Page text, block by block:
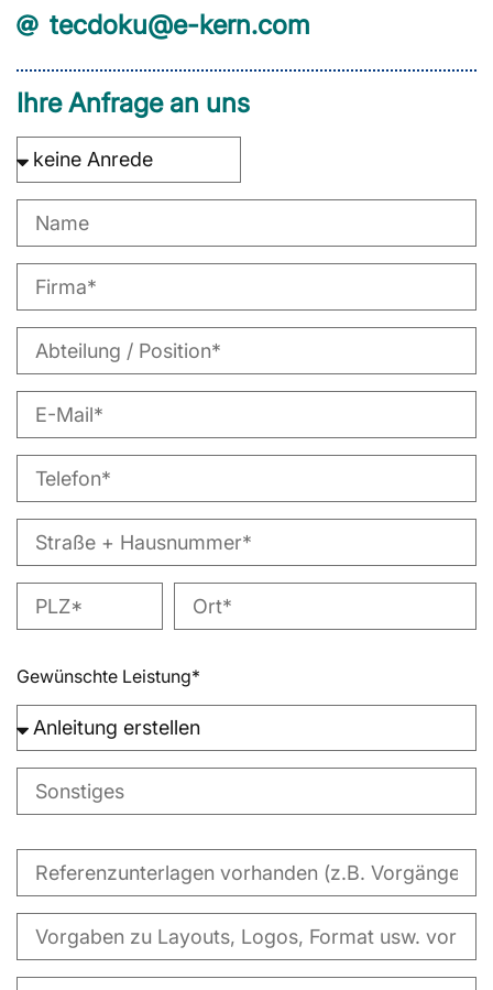
tecdoku@e-kern.com
Ihre Anfrage an uns
Gewünschte Leistung*